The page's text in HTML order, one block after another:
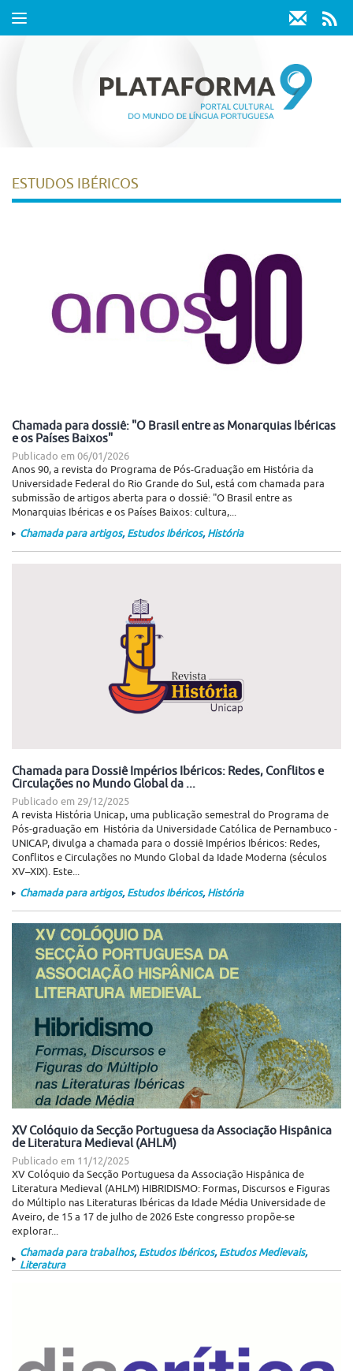
Toggle
ESTUDOS IBÉRICOS
Chamada para dossiê: "O Brasil entre as Monarquias Ibéricas
e os Países Baixos"
Publicado em 06/01/2026
Anos 90, a revista do Programa de Pós-Graduação em História da
Universidade Federal do Rio Grande do Sul, está com chamada para
submissão de artigos aberta para o dossiê: "O Brasil entre as
Monarquias Ibéricas e os Países Baixos: cultura,...
Chamada para artigos, Estudos Ibéricos, História
Chamada para Dossiê Impérios Ibéricos: Redes, Conflitos e
Circulações no Mundo Global da ...
Publicado em 29/12/2025
A revista História Unicap, uma publicação semestral do Programa de
Pós-graduação em História da Universidade Católica de Pernambuco -
UNICAP, divulga a chamada para o dossiê Impérios Ibéricos: Redes,
Conflitos e Circulações no Mundo Global da Idade Moderna (séculos
XV–XIX). Este...
Chamada para artigos, Estudos Ibéricos, História
XV Colóquio da Secção Portuguesa da Associação Hispânica
de Literatura Medieval (AHLM)
Publicado em 11/12/2025
XV Colóquio da Secção Portuguesa da Associação Hispânica de
Literatura Medieval (AHLM) HIBRIDISMO: Formas, Discursos e Figuras
do Múltiplo nas Literaturas Ibéricas da Idade Média Universidade de
Aveiro, de 15 a 17 de julho de 2026 Este congresso propõe-se
explorar...
Chamada para trabalhos, Estudos Ibéricos, Estudos Medievais,
Literatura